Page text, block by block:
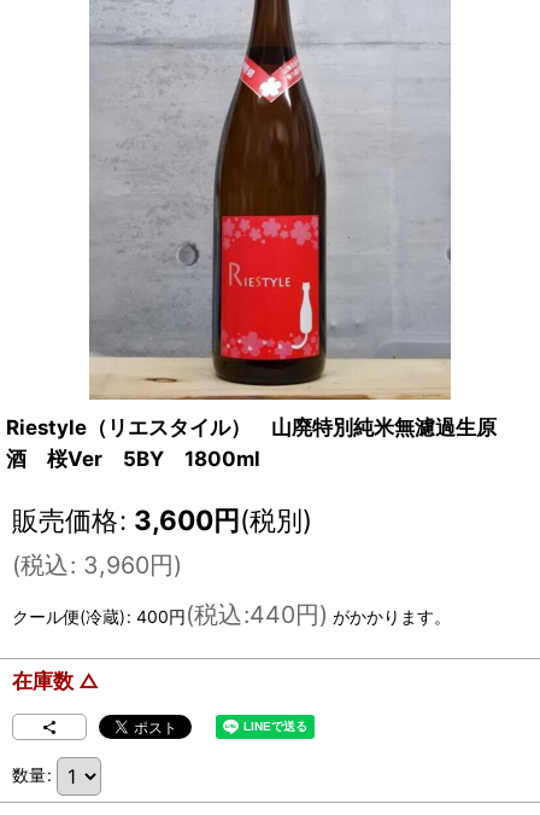
Riestyle（リエスタイル） 山廃特別純米無濾過生原
酒 桜Ver 5BY 1800ml
販売価格: 3,600円(税別)
(税込: 3,960円)
クール便(冷蔵): 400円(税込:440円) がかかります。
在庫数 △
数量: